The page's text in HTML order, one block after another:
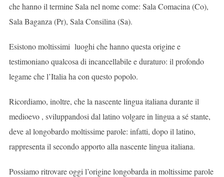
che hanno il termine Sala nel nome come: Sala Comacina (Co),
Sala Baganza (Pr), Sala Consilina (Sa).
Esistono moltissimi luoghi che hanno questa origine e
testimoniano qualcosa di incancellabile e duraturo: il profondo
legame che l’Italia ha con questo popolo.
Ricordiamo, inoltre, che la nascente lingua italiana durante il
medioevo , sviluppandosi dal latino volgare in lingua a sé stante,
deve al longobardo moltissime parole: infatti, dopo il latino,
rappresenta il secondo apporto alla nascente lingua italiana.
Possiamo ritrovare oggi l’origine longobarda in moltissime parole